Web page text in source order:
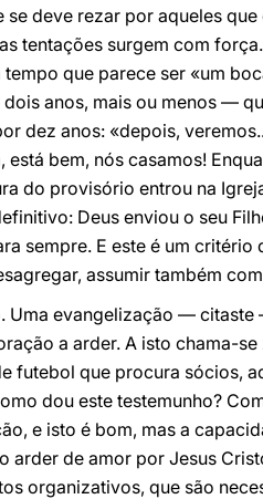
se deve rezar por aqueles
tentações surgem com
que parece ser «um
anos, mais ou menos —
dez anos: «depois,
bem, nós casamos!
do provisório entrou na
Deus enviou o seu
sempre. E este é um
assumir também
Uma evangelização —
a arder. A isto chama-
futebol que procura sócios,
dou este testemunho?
e isto é bom, mas a
arder de amor por Jesus
organizativos, que são